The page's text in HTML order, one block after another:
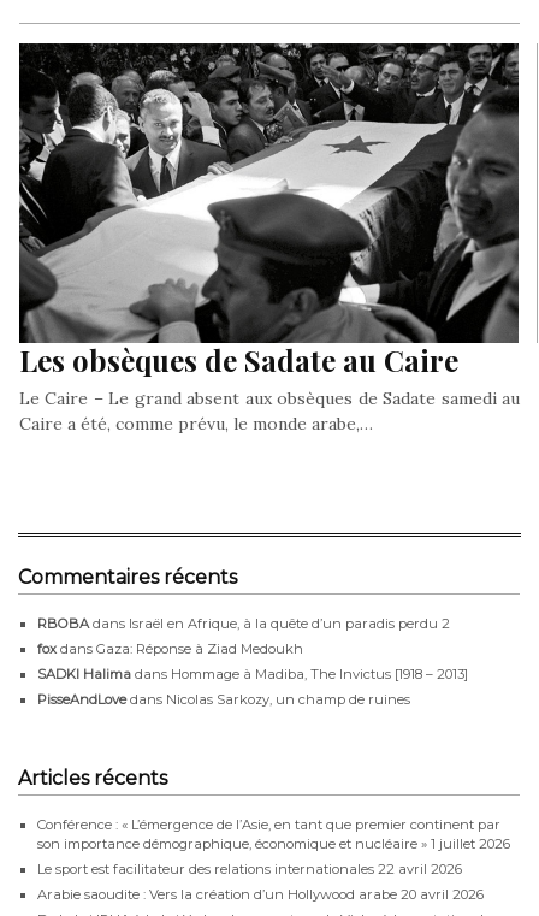
Les obsèques de Sadate au Caire
Le Caire – Le grand absent aux obsèques de Sadate samedi au
Caire a été, comme prévu, le monde arabe,…
Commentaires récents
RBOBA dans Israël en Afrique, à la quête d’un paradis perdu 2
fox dans Gaza: Réponse à Ziad Medoukh
SADKI Halima dans Hommage à Madiba, The Invictus [1918 – 2013]
PisseAndLovedans Nicolas Sarkozy, un champ de ruines
Articles récents
Conférence : « L’émergence de l’Asie, en tant que premier continent par
son importance démographique, économique et nucléaire » 1 juillet 2026
Le sport est facilitateur des relations internationales 22 avril 2026
Arabie saoudite : Vers la création d’un Hollywood arabe 20 avril 2026